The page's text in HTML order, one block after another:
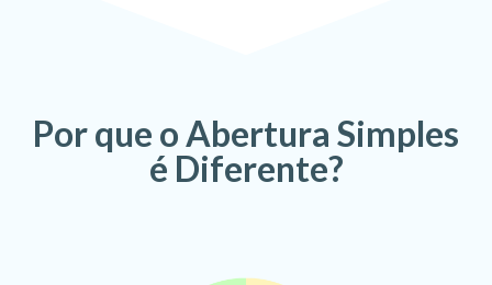
Por que o Abertura Simples
é Diferente?